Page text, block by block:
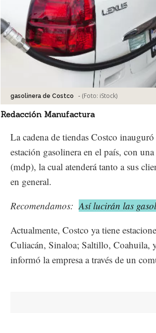
gasolinera de Costco - (Foto: iStock)
Redacción Manufactura
La cadena de tiendas Costco
estación gasolinera en el país, con
(mdp), la cual atenderá tanto a sus
en general.
Recomendamos: Así lucirán las
Actualmente, Costco ya tiene
Culiacán, Sinaloa; Saltillo, Coahuila,
informó la empresa a través de un